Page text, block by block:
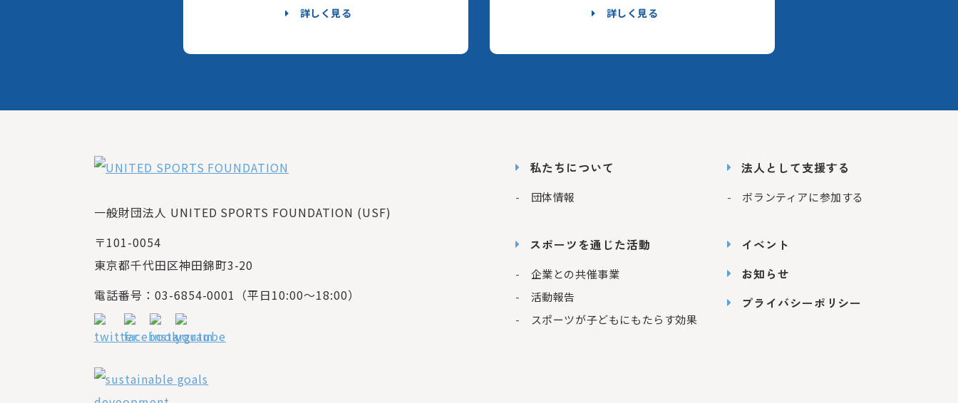
詳しく見る 詳しく見る
一般財団法人 UNITED SPORTS FOUNDATION (USF)
〒101-0054
東京都千代田区神田錦町3-20
電話番号：03-6854-0001（平日10:00～18:00）
私たちについて
団体情報
スポーツを通じた活動
企業との共催事業
活動報告
スポーツが子どもにもたらす効果
法人として支援する
ボランティアに参加する
イベント
お知らせ
プライバシーポリシー